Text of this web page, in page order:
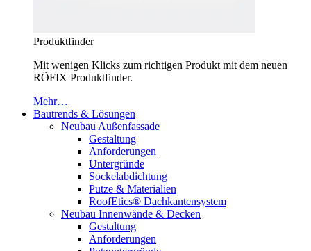
Produktfinder
Mit wenigen Klicks zum richtigen Produkt mit dem neuen
RÖFIX Produktfinder.
Mehr…
Bautrends & Lösungen
Neubau Außenfassade
Gestaltung
Anforderungen
Untergründe
Sockelabdichtung
Putze & Materialien
RoofEtics® Dachkantensystem
Neubau Innenwände & Decken
Gestaltung
Anforderungen